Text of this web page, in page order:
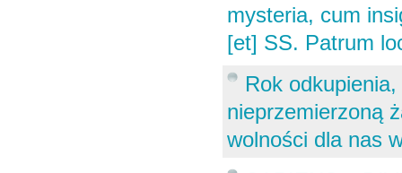
mysteria, cum
[et] SS. Patrum
Rok
nieprzemierzoną
wolności dla nas